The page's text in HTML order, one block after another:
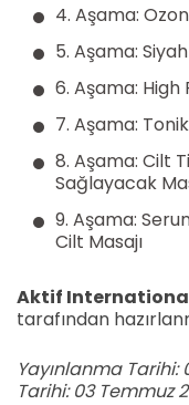
4. Aşama:
5. Aşama:
6. Aşama: High
7. Aşama:
8. Aşama: Cilt
Sağlayacak
9. Aşama:
Cilt Masajı
Aktif
tarafından
Yayınlanma
Tarihi: 03 Temmuz